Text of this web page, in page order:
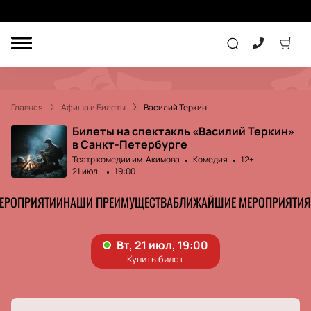
ДРУГОЕ
ПОДАРОЧНЫЕ
СЕРТИФИКАТЫ
Комедия
Главная Афиша и Билеты Василий Теркин
Билеты на спектакль «Василий Теркин»
в Санкт-Петербурге
Театр комедии им. Акимова Комедия
12+
21 июл.
19:00
НАШИ ПРЕИМУЩЕСТВАБЛИЖАЙШИЕ МЕРОПРИЯТИЯ